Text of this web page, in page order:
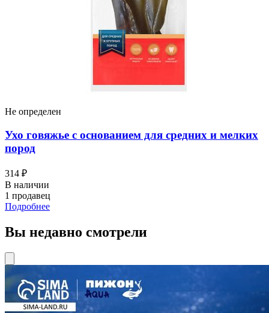
Не определен
Ухо говяжье с основанием для средних и мелких
пород
314 ₽
В наличии
1 продавец
Подробнее
Вы недавно смотрели